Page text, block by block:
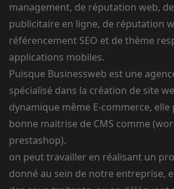
management, de réputation web,
publicitaire en ligne, de réputation
référencement SEO et de thème
applications mobiles.
Puisque Businessweb est une
spécialisé dans la création de site
dynamique même E-commerce, elle
bonne maitrise de CMS comme
prestashop).
on peut travailler en réalisant un
donné au sein de notre entreprise,